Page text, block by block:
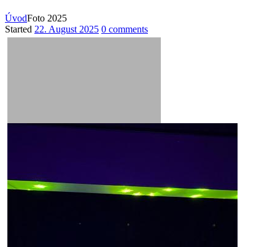
ÚvodFoto 2025
Started 22. August 2025 0 comments